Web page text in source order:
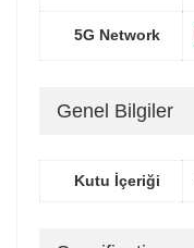
5G Network
Genel Bilgiler
Kutu İçeriği